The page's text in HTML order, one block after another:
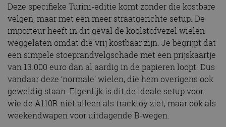
Deze specifieke Turini-editie komt zonder die kostbare
velgen, maar met een meer straatgerichte setup. De
importeur heeft in dit geval de koolstofvezel wielen
weggelaten omdat die vrij kostbaar zijn. Je begrijpt dat
een simpele stoeprandvelgschade met een prijskaartje
van 13.000 euro dan al aardig in de papieren loopt. Dus
vandaar deze ‘normale’ wielen, die hem overigens ook
geweldig staan. Eigenlijk is dit de ideale setup voor
wie de A110R niet alleen als tracktoy ziet, maar ook als
weekendwapen voor uitdagende B-wegen.